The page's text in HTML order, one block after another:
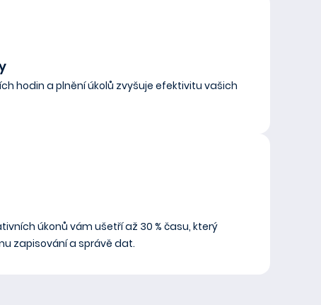
hodin a plnění úkolů zvyšuje efektivitu vašich
úkonů vám ušetří až 30 % času, který
zapisování a správě dat.